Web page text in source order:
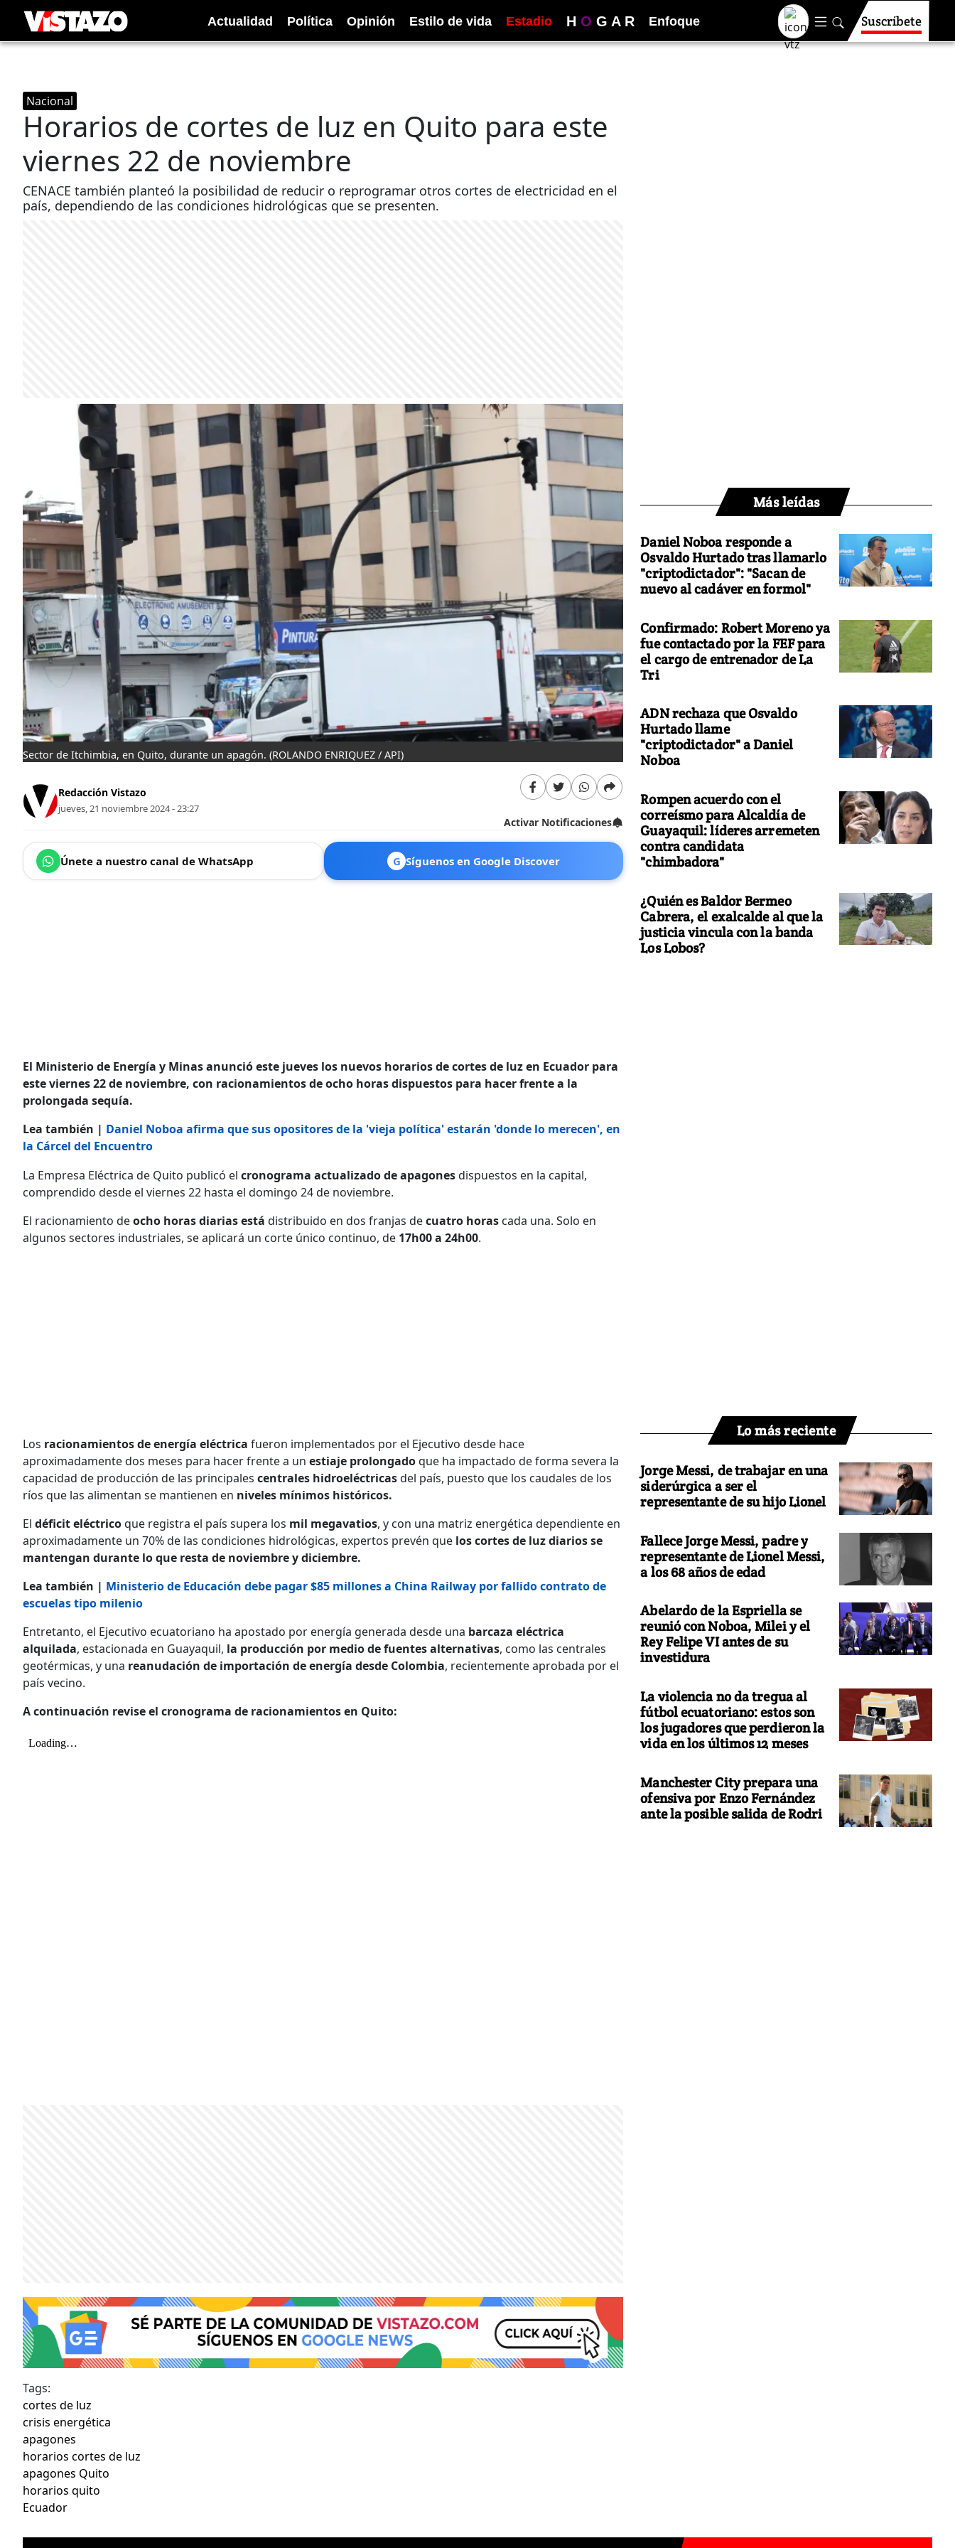
Actualidad Política Opinión Estilo de vida Estadio H O G A R Enfoque Suscríbete
Nacional
Horarios de cortes de luz en Quito para este
viernes 22 de noviembre
CENACE también planteó la posibilidad de reducir o reprogramar otros cortes de electricidad en el
país, dependiendo de las condiciones hidrológicas que se presenten.
Sector de Itchimbia, en Quito, durante un apagón. (ROLANDO ENRIQUEZ / API)
Redacción Vistazo
jueves, 21 noviembre 2024 - 23:27
Activar Notificaciones
Únete a nuestro canal de WhatsApp G Síguenos en Google Discover
El Ministerio de Energía y Minas anunció este jueves los nuevos horarios de cortes de luz en Ecuador para
este viernes 22 de noviembre, con racionamientos de ocho horas dispuestos para hacer frente a la
prolongada sequía.
Lea también | Daniel Noboa afirma que sus opositores de la 'vieja política' estarán 'donde lo merecen', en
la Cárcel del Encuentro
La Empresa Eléctrica de Quito publicó el cronograma actualizado de apagonesdispuestos en la capital,
comprendido desde el viernes 22 hasta el domingo 24 de noviembre.
El racionamiento deocho horas diarias está distribuido en dos franjas decuatro horas cada una. Solo en
algunos sectores industriales, se aplicará un corte único continuo, de 17h00 a 24h00.
Los racionamientos de energía eléctrica fueron implementados por el Ejecutivo desde hace
aproximadamente dos meses para hacer frente a un estiaje prolongadoque ha impactado de forma severa la
capacidad de producción de las principales centrales hidroeléctricasdel país, puesto que los caudales de los
ríos que las alimentan se mantienen en niveles mínimos históricos.
El déficit eléctricoque registra el país supera los mil megavatios, y con una matriz energética dependiente en
aproximadamente un 70% de las condiciones hidrológicas, expertos prevén que los cortes de luz diarios se
mantengan durante lo que resta de noviembre y diciembre.
Lea también | Ministerio de Educación debe pagar $85 millones a China Railway por fallido contrato de
escuelas tipo milenio
Entretanto, el Ejecutivo ecuatoriano ha apostado por energía generada desde una barcaza eléctrica
alquilada, estacionada en Guayaquil, la producción por medio de fuentes alternativas, como las centrales
geotérmicas, y una reanudación de importación de energía desde Colombia, recientemente aprobada por el
país vecino.
A continuación revise el cronograma de racionamientos en Quito:
Tags:
cortes de luz
crisis energética
apagones
horarios cortes de luz
apagones Quito
horarios quito
Ecuador
Más leídas
Daniel Noboa responde a
Osvaldo Hurtado tras llamarlo
"criptodictador": "Sacan de
nuevo al cadáver en formol"
Confirmado: Robert Moreno ya
fue contactado por la FEF para
el cargo de entrenador de La
Tri
ADN rechaza que Osvaldo
Hurtado llame
"criptodictador" a Daniel
Noboa
Rompen acuerdo con el
correísmo para Alcaldía de
Guayaquil: líderes arremeten
contra candidata
"chimbadora"
¿Quién es Baldor Bermeo
Cabrera, el exalcalde al que la
justicia vincula con la banda
Los Lobos?
Lo más reciente
Jorge Messi, de trabajar en una
siderúrgica a ser el
representante de su hijo Lionel
Fallece Jorge Messi, padre y
representante de Lionel Messi,
a los 68 años de edad
Abelardo de la Espriella se
reunió con Noboa, Milei y el
Rey Felipe VI antes de su
investidura
La violencia no da tregua al
fútbol ecuatoriano: estos son
los jugadores que perdieron la
vida en los últimos 12 meses
Manchester City prepara una
ofensiva por Enzo Fernández
ante la posible salida de Rodri